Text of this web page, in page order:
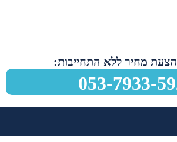
מחיר ללא התחייבות:
053-7933-